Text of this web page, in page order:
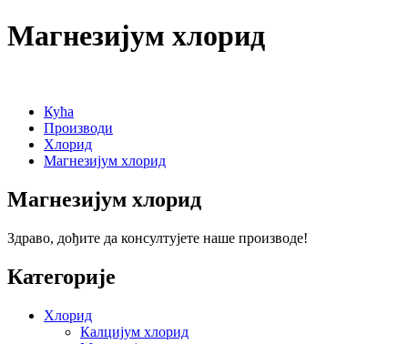
Магнезијум хлорид
Кућа
Производи
Хлорид
Магнезијум хлорид
Магнезијум хлорид
Здраво, дођите да консултујете наше производе!
Категорије
Хлорид
Калцијум хлорид